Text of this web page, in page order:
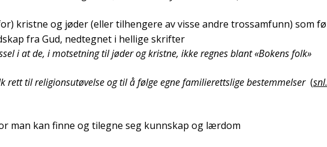
kristne og jøder (eller tilhengere av visse andre trossamfunn) som
fra Gud, nedtegnet i hellige skrifter
i at de, i motsetning til jøder og kristne, ikke regnes blant «Bokens folk»
rett til religionsutøvelse og til å følge egne familierettslige bestemmelser (
man kan finne og tilegne seg kunnskap og lærdom